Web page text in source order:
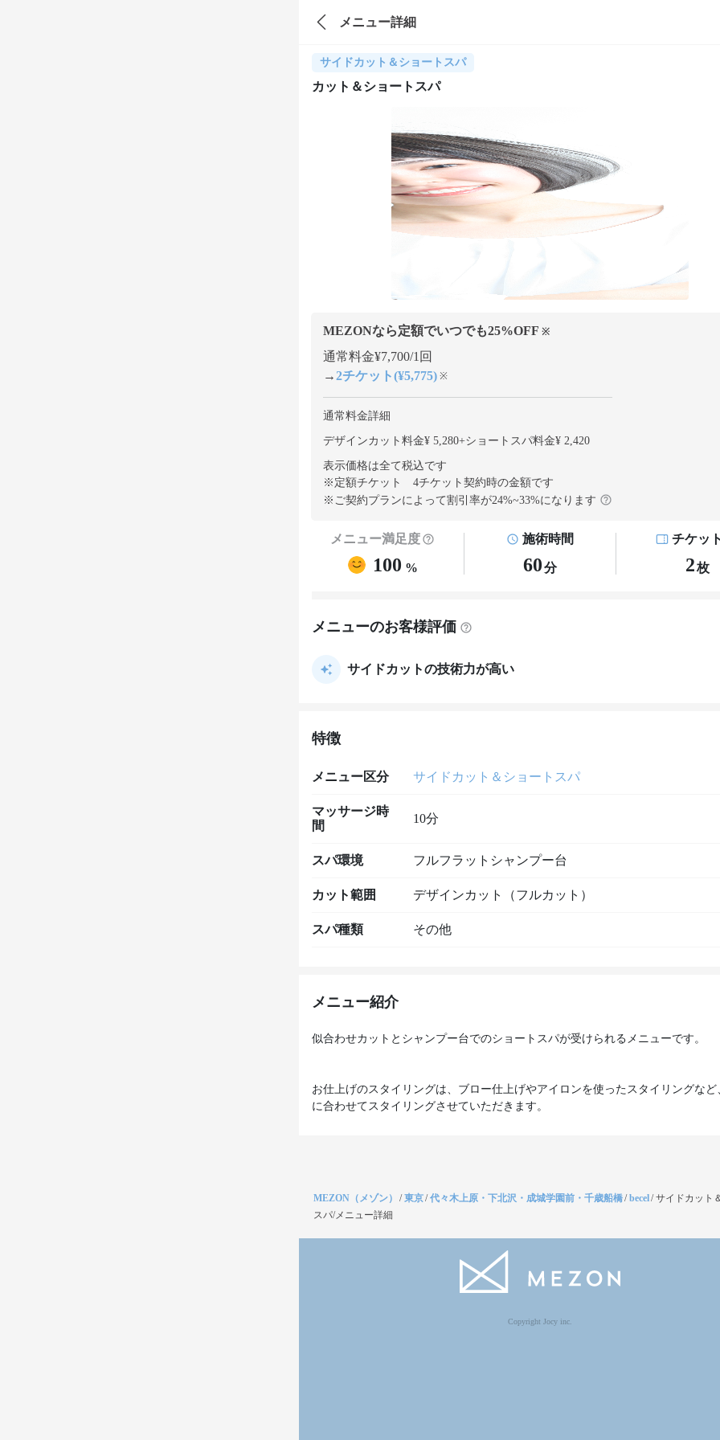
メニュー詳細
サイドカット＆ショートスパ
カット＆ショートスパ
MEZONなら定額でいつでも25%OFF ※
通常料金¥7,700/1回
→2チケット(¥5,775) ※
通常料金詳細
デザインカット料金¥ 5,280+ショートスパ料金¥ 2,420
表示価格は全て税込です
※定額チケット 4チケット契約時の金額です
※ご契約プランによって割引率が24%~33%になります
メニュー満足度
100 %
施術時間
60分
チケッ
2枚
メニューのお客様評価
サイドカットの技術力が高い
特徴
メニュー区分 サイドカット＆ショートスパ
マッサージ時
間
10分
スパ環境 フルフラットシャンプー台
カット範囲 デザインカット（フルカット）
スパ種類 その他
メニュー紹介
似合わせカットとシャンプー台でのショートスパが受けられるメニューです。
お仕上げのスタイリングは、ブロー仕上げやアイロンを使ったスタイリングなど
MEZON（メゾン） /東京/代々木上原・下北沢・成城学園前・千歳船橋/becel/サイドカット
スパ/メニュー詳細
Copyright Jocy inc.